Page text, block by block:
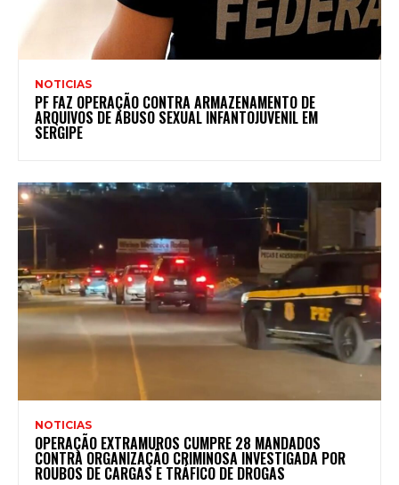
NOTICIAS
PF FAZ OPERAÇÃO CONTRA ARMAZENAMENTO DE
ARQUIVOS DE ABUSO SEXUAL INFANTOJUVENIL EM
SERGIPE
NOTICIAS
OPERAÇÃO EXTRAMUROS CUMPRE 28 MANDADOS
CONTRA ORGANIZAÇÃO CRIMINOSA INVESTIGADA POR
ROUBOS DE CARGAS E TRÁFICO DE DROGAS